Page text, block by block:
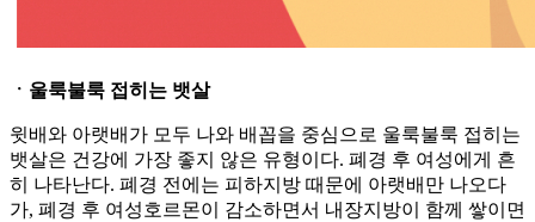
ㆍ울룩불룩 접히는 뱃살
윗배와 아랫배가 모두 나와 배꼽을 중심으로 울룩불룩 접히는
뱃살은 건강에 가장 좋지 않은 유형이다. 폐경 후 여성에게 흔
히 나타난다. 폐경 전에는 피하지방 때문에 아랫배만 나오다
가, 폐경 후 여성호르몬이 감소하면서 내장지방이 함께 쌓이면